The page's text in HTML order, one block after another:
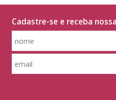
Cadastre-se e receba